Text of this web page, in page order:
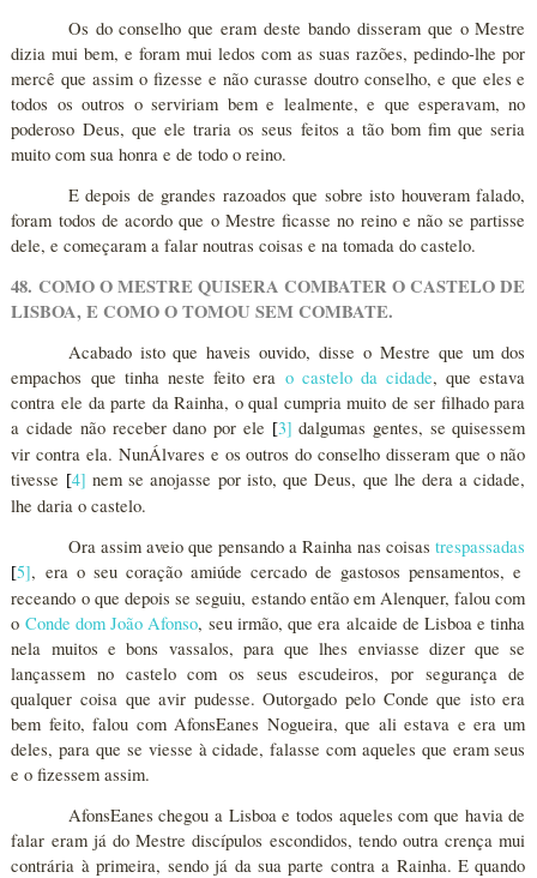
Os do conselho que eram deste bando disseram que o Mestre
dizia mui bem, e foram mui ledos com as suas razões, pedindo-lhe por
mercê que assim o fizesse e não curasse doutro conselho, e que eles e
todos os outros o serviriam bem e lealmente, e que esperavam, no
poderoso Deus, que ele traria os seus feitos a tão bom fim que seria
muito com sua honra e de todo o reino.
E depois de grandes razoados que sobre isto houveram falado,
foram todos de acordo que o Mestre ficasse no reino e não se partisse
dele, e começaram a falar noutras coisas e na tomada do castelo.
48. COMO O MESTRE QUISERA COMBATER O CASTELO DE
LISBOA, E COMO O TOMOU SEM COMBATE.
Acabado isto que haveis ouvido, disse o Mestre que um dos
empachos que tinha neste feito era o castelo da cidade, que estava
contra ele da parte da Rainha, o qual cumpria muito de ser filhado para
a cidade não receber dano por ele [3] dalgumas gentes, se quisessem
vir contra ela. NunÁlvares e os outros do conselho disseram que o não
tivesse [4] nem se anojasse por isto, que Deus, que lhe dera a cidade,
lhe daria o castelo.
Ora assim aveio que pensando a Rainha nas coisastrespassadas
[5], era o seu coração amiúde cercado de gastosos pensamentos, e
receando o que depois se seguiu, estando então em Alenquer, falou com
o Conde dom João Afonso, seu irmão, que era alcaide de Lisboa e tinha
nela muitos e bons vassalos, para que lhes enviasse dizer que se
lançassem no castelo com os seus escudeiros, por segurança de
qualquer coisa que avir pudesse. Outorgado pelo Conde que isto era
bem feito, falou com AfonsEanes Nogueira, que ali estava e era um
deles, para que se viesse à cidade, falasse com aqueles que eram seus
e o fizessem assim.
AfonsEanes chegou a Lisboa e todos aqueles com que havia de
falar eram já do Mestre discípulos escondidos, tendo outra crença mui
contrária à primeira, sendo já da sua parte contra a Rainha. E quando